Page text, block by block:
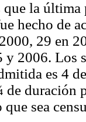
que la
hecho de
29 en
y 2006. Los
es 4
duración
sea